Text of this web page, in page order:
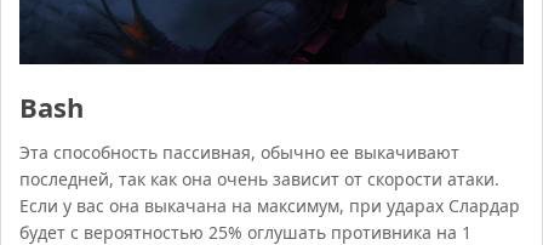
Bash
Эта способность пассивная, обычно ее выкачивают
последней, так как она очень зависит от скорости атаки.
Если у вас она выкачана на максимум, при ударах Слардар
будет с вероятностью 25% оглушать противника на 1